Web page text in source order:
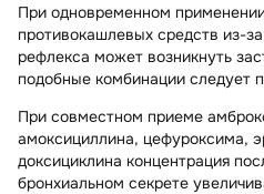
При одновременном
противокашлевых средств из-
рефлекса может возникнуть
подобные комбинации следует
При совместном приеме
амоксициллина, цефуроксима,
доксициклина концентрация
бронхиальном секрете